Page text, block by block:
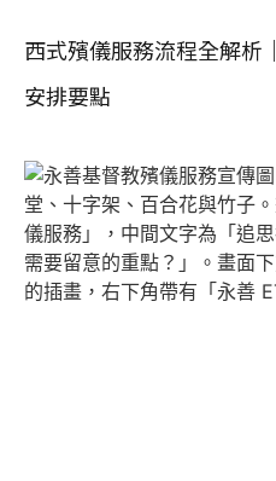
西式殯儀服務流程全解析
安排要點